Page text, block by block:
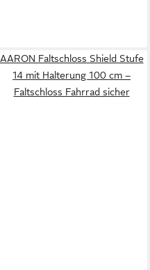
AARON Faltschloss Shield Stufe
14 mit Halterung 100 cm –
Faltschloss Fahrrad sicher